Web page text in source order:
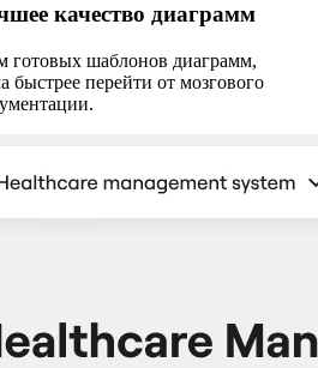
качество диаграмм
готовых шаблонов диаграмм,
быстрее перейти от мозгового